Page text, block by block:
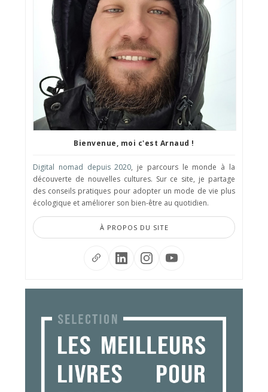
Bienvenue, moi c'est Arnaud !
Digital nomad depuis 2020, je parcours le monde à la
découverte de nouvelles cultures. Sur ce site, je partage
des conseils pratiques pour adopter un mode de vie plus
écologique et améliorer son bien-être au quotidien.
À PROPOS DU SITE